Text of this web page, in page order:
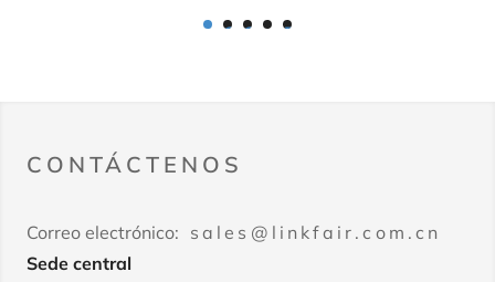
1 2 3 4 5
CONTÁCTENOS
Correo electrónico: sales@linkfair.com.cn
Sede central